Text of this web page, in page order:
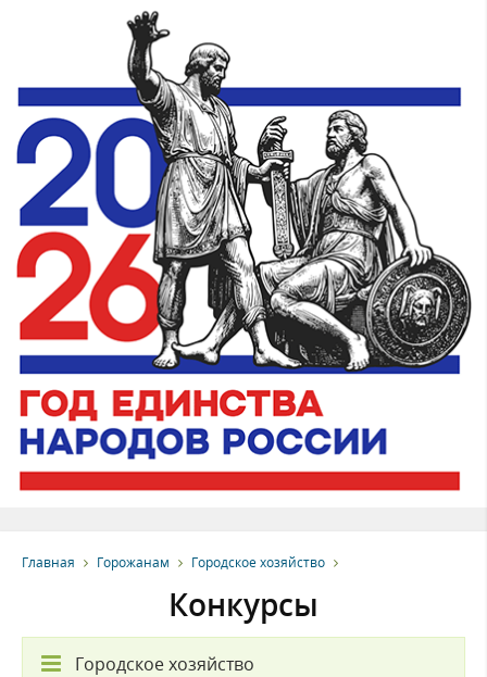
Главная Горожанам Городское хозяйство
Конкурсы
Городское хозяйство